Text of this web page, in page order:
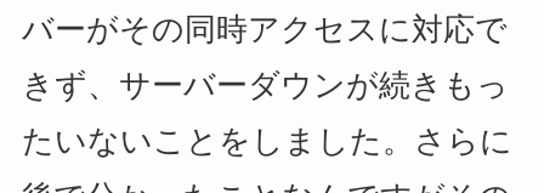
バーがその同時アクセスに対応で
きず、サーバーダウンが続きもっ
たいないことをしました。さらに